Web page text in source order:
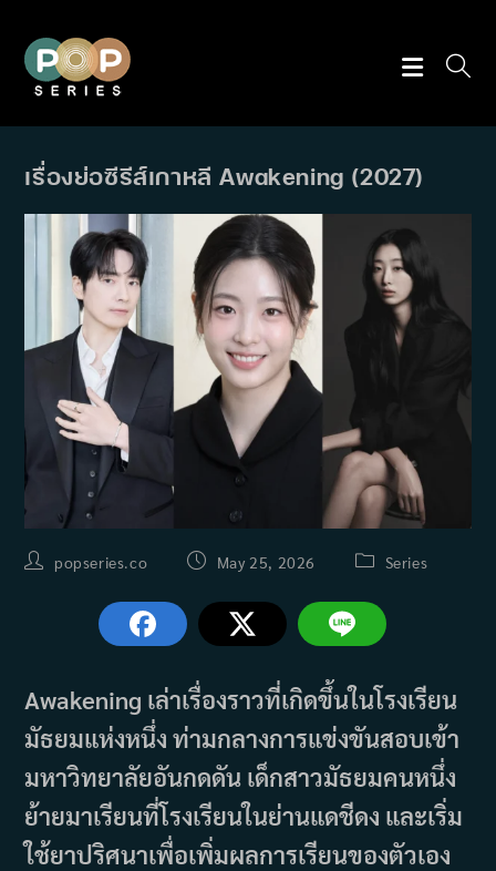
content
เรื่องย่อซีรีส์เกาหลี Awakening (2027)
Postpopseries.co
PostMay 25, 2026
PostSeries
Awakening เล่าเรื่องราวที่เกิดขึ้นในโรงเรียน
มัธยมแห่งหนึ่ง ท่ามกลางการแข่งขันสอบเข้า
มหาวิทยาลัยอันกดดัน เด็กสาวมัธยมคนหนึ่ง
ย้ายมาเรียนที่โรงเรียนในย่านแดชีดง และเริ่ม
ใช้ยาปริศนาเพื่อเพิ่มผลการเรียนของตัวเอง